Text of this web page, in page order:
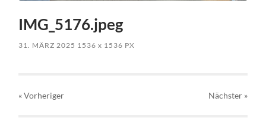
IMG_5176.jpeg
31. MÄRZ 2025 1536x 1536 PX
« Vorheriger Nächster »